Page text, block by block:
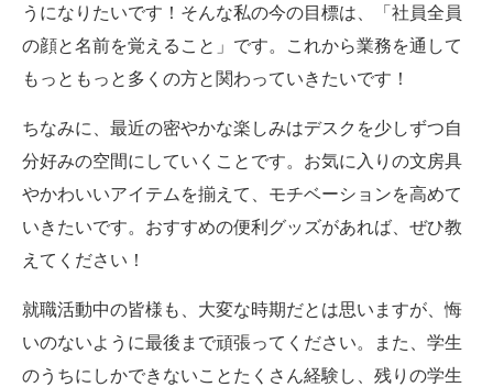
うになりたいです！そんな私の今の目標は、「社員全員
の顔と名前を覚えること」です。これから業務を通して
もっともっと多くの方と関わっていきたいです！
ちなみに、最近の密やかな楽しみはデスクを少しずつ自
分好みの空間にしていくことです。お気に入りの文房具
やかわいいアイテムを揃えて、モチベーションを高めて
いきたいです。おすすめの便利グッズがあれば、ぜひ教
えてください！
就職活動中の皆様も、大変な時期だとは思いますが、悔
いのないように最後まで頑張ってください。また、学生
のうちにしかできないことたくさん経験し、残りの学生